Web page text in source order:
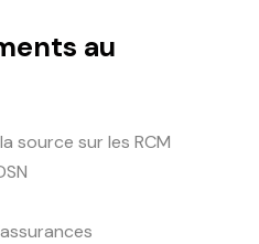
au
source sur les RCM